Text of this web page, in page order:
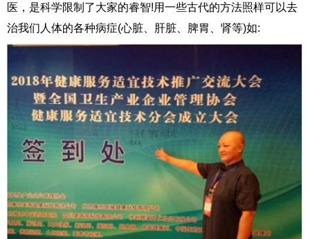
医，是科学限制了大家的睿智!用一些古代的方法照样可以去
治我们人体的各种病症(心脏、肝脏、脾胃、肾等)如: